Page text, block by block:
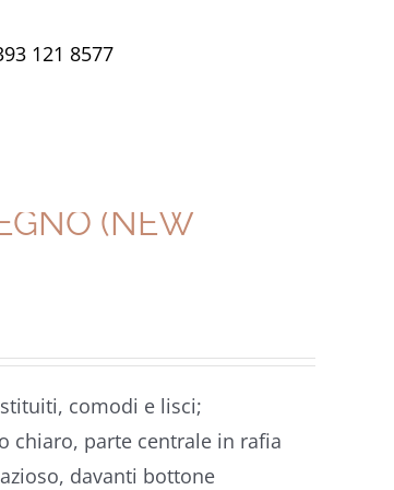
121 8577
(NEW
comodi e lisci;
chiaro, parte centrale in rafia
davanti bottone